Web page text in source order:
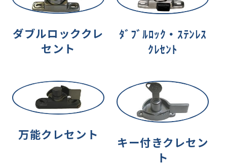
ダブルロッククレ
セント
ﾀﾞﾌﾞﾙﾛｯｸ・ｽﾃﾝﾚｽ
ｸﾚｾﾝﾄ
万能クレセント
キー付きクレセン
ト